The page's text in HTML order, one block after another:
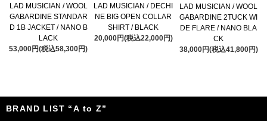
LAD MUSICIAN / WOOL
GABARDINE STANDAR
D 1B JACKET / NANO B
LACK
53,000円(税込58,300円)
LAD MUSICIAN / DECHI
NE BIG OPEN COLLAR
SHIRT / BLACK
20,000円(税込22,000円)
LAD MUSICIAN / WOOL
GABARDINE 2TUCK WI
DE FLARE / NANO BLA
CK
38,000円(税込41,800円)
BRAND LIST “A to Z”